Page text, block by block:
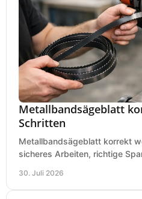
Metallbandsägeblatt
Schritten
Metallbandsägeblatt korrekt
sicheres Arbeiten, richtige
30. Juli 2026